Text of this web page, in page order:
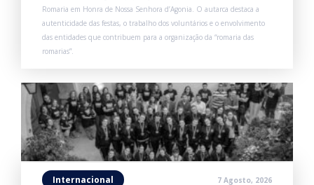
Romaria em Honra de Nossa Senhora d’Agonia. O autarca destaca a
autenticidade das festas, o trabalho dos voluntários e o envolvimento
das entidades que contribuem para a organização da “romaria das
romarias”.
Internacional 7 Agosto, 2026